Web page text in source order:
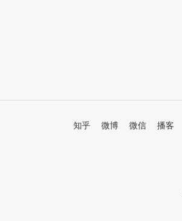
知乎 微博 微信 播客